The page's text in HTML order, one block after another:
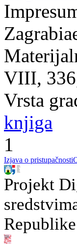
VIII,
Vrsta
knjiga
1
Izjava o pristupačnosti
Projekt